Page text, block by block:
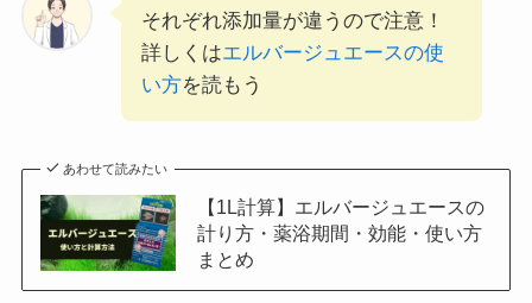
それぞれ添加量が違うので注意！
詳しくはエルバージュエースの使
い方を読もう
あわせて読みたい
【1L計算】エルバージュエースの
計り方・薬浴期間・効能・使い方
まとめ